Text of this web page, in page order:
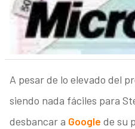
A pesar de lo elevado del
siendo nada fáciles para
desbancar a Google de su